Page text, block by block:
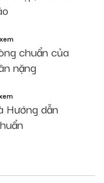
chuẩn của
nặng
Hướng dẫn